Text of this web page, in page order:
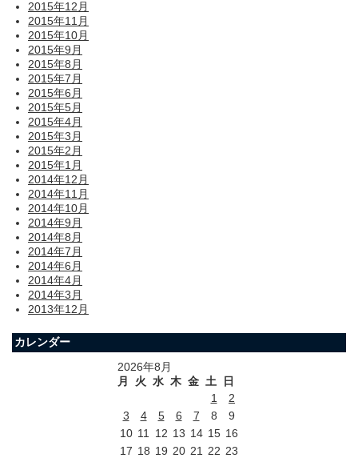
2015年12月
2015年11月
2015年10月
2015年9月
2015年8月
2015年7月
2015年6月
2015年5月
2015年4月
2015年3月
2015年2月
2015年1月
2014年12月
2014年11月
2014年10月
2014年9月
2014年8月
2014年7月
2014年6月
2014年4月
2014年3月
2013年12月
カレンダー
2026年8月
月
火 水 木 金 土
日
1
2
3
4 5 6 7 8
9
10 11 12 13 14 15 16
17 18 19 20 21 22 23